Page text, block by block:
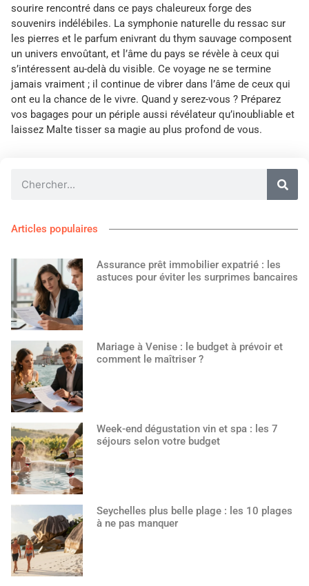
sourire rencontré dans ce pays chaleureux forge des
souvenirs indélébiles. La symphonie naturelle du ressac sur
les pierres et le parfum enivrant du thym sauvage composent
un univers envoûtant, et l’âme du pays se révèle à ceux qui
s’intéressent au-delà du visible. Ce voyage ne se termine
jamais vraiment ; il continue de vibrer dans l’âme de ceux qui
ont eu la chance de le vivre. Quand y serez-vous ? Préparez
vos bagages pour un périple aussi révélateur qu’inoubliable et
laissez Malte tisser sa magie au plus profond de vous.
Articles populaires
Assurance prêt immobilier expatrié : les
astuces pour éviter les surprimes bancaires
Mariage à Venise : le budget à prévoir et
comment le maîtriser ?
Week-end dégustation vin et spa : les 7
séjours selon votre budget
Seychelles plus belle plage : les 10 plages
à ne pas manquer